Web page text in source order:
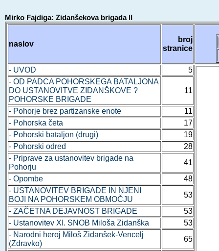
Mirko Fajdiga: Zidanšekova brigada II
naslov
broj
stranice
- UVOD
5
- OD PADCA POHORSKEGA BATALJONA
DO USTANOVITVE ZIDANŠKOVE ?
POHORSKE BRIGADE
11
- Pohorje brez partizanske enote
11
- Pohorska četa
17
- Pohorski bataljon (drugi)
19
- Pohorski odred
28
- Priprave za ustanovitev brigade na
Pohorju
41
- Opombe
48
- USTANOVITEV BRIGADE IN NJENI
BOJI NA POHORSKEM OBMOČJU
53
- ZAČETNA DEJAVNOST BRIGADE
53
- Ustanovitev XI. SNOB Miloša Zidanška
53
- Narodni heroj Miloš Zidanšek-Vencelj
(Zdravko)
65